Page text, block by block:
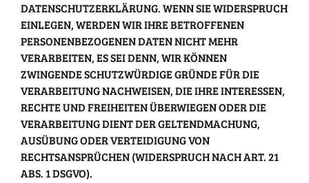
DATENSCHUTZERKLÄRUNG. WENN SIE WIDERSPRUCH
EINLEGEN, WERDEN WIR IHRE BETROFFENEN
PERSONENBEZOGENEN DATEN NICHT MEHR
VERARBEITEN, ES SEI DENN, WIR KÖNNEN
ZWINGENDE SCHUTZWÜRDIGE GRÜNDE FÜR DIE
VERARBEITUNG NACHWEISEN, DIE IHRE INTERESSEN,
RECHTE UND FREIHEITEN ÜBERWIEGEN ODER DIE
VERARBEITUNG DIENT DER GELTENDMACHUNG,
AUSÜBUNG ODER VERTEIDIGUNG VON
RECHTSANSPRÜCHEN (WIDERSPRUCH NACH ART. 21
ABS. 1 DSGVO).